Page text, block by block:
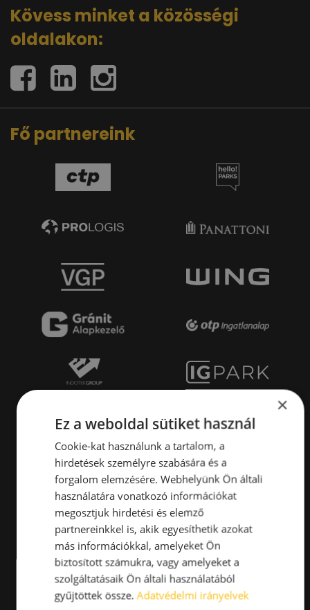
Kövess minket a közösségi
oldalakon:
Fő partnereink
×
Ez a weboldal sütiket használ
Cookie-kat használunk a tartalom, a
hirdetések személyre szabására és a
forgalom elemzésére. Webhelyünk Ön általi
használatára vonatkozó információkat
megosztjuk hirdetési és elemző
partnereinkkel is, akik egyesíthetik azokat
más információkkal, amelyeket Ön
biztosított számukra, vagy amelyeket a
szolgáltatásaik Ön általi használatából
gyűjtöttek össze.Adatvédelmi irányelvek